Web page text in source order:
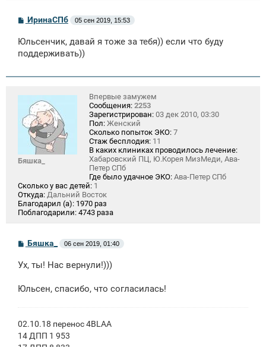
С
о
б
щ
е
и
ИринаСПб 05 сен 2019, 15:53
Юльсенчик, давай я тоже за тебя)) если что буду
поддерживать))
Бяшка_
Впервые замужем
Сообщения: 2253
Зарегистрирован: 03 дек 2010, 03:30
Пол: Женский
Сколько попыток ЭКО: 7
Стаж бесплодия: 11
В каких клиниках проводилось лечение:
Хабаровский ПЦ, Ю.Корея МизМеди, Ава-
Петер СПб
Где было удачное ЭКО: Ава-Петер СПб
Сколько у вас детей: 1
Откуда: Дальний Восток
Благодарил (а): 1970 раз
Поблагодарили: 4743 раза
С
о
б
н
Бяшка_ 06 сен 2019, 01:40
Ух, ты! Нас вернули!)))
Юльсен, спасибо, что согласилась!
02.10.18 перенос 4BLAA
14 ДПП 1 953